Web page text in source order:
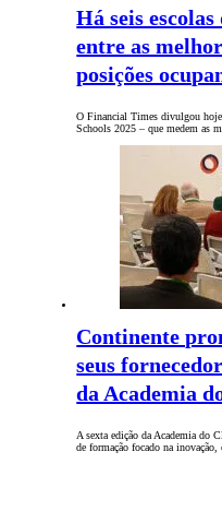
Há seis
entre as
posições
O Financial Times divulgou
Schools 2025 – que medem as
Continente
seus
da Academia
A sexta edição da Academia do
de formação focado na